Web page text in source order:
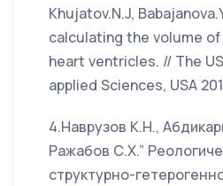
Khujatov.N.J,
calculating the volume
heart ventricles. // The
applied Sciences, USA
4.Наврузов К.Н.,
Ражабов С.Х.”
структурно-